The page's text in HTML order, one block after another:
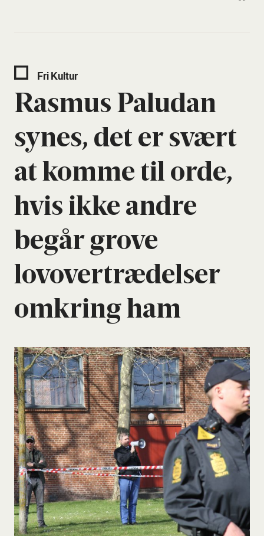
Fri Kul­tur
Ras­mus Palu­dan
synes, det er svært
at kom­me til orde,
hvis ikke andre
begår grove
lovover­træ­del­ser
omkring ham